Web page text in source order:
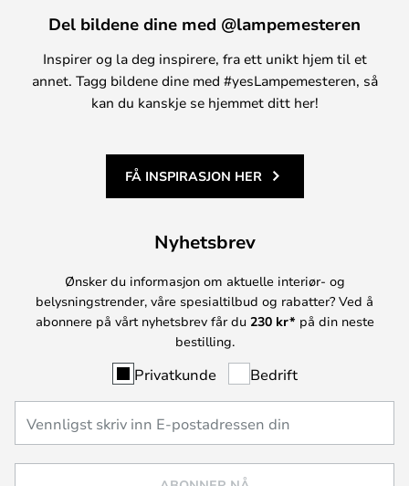
Del bildene dine med @lampemesteren
Inspirer og la deg inspirere, fra ett unikt hjem til et
annet. Tagg bildene dine med #yesLampemesteren, så
kan du kanskje se hjemmet ditt her!
FÅ INSPIRASJON HER
Nyhetsbrev
Ønsker du informasjon om aktuelle interiør- og
belysningstrender, våre spesialtilbud og rabatter? Ved å
abonnere på vårt nyhetsbrev får du 230 kr* på din neste
bestilling.
Privatkunde Bedrift